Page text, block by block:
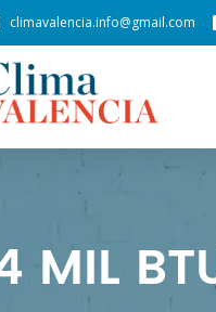
climavalencia.info@gmail.com
MIL